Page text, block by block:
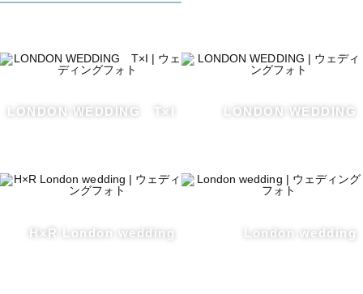
合がございます。
時期により異なりますがパリ出張の場合は7-12万円程の追
ご相談頂けますと詳細な見積もりなど出せますのでご連絡
LONDON WEDDING T×I LONDON WEDDING
H×R London wedding London wedding